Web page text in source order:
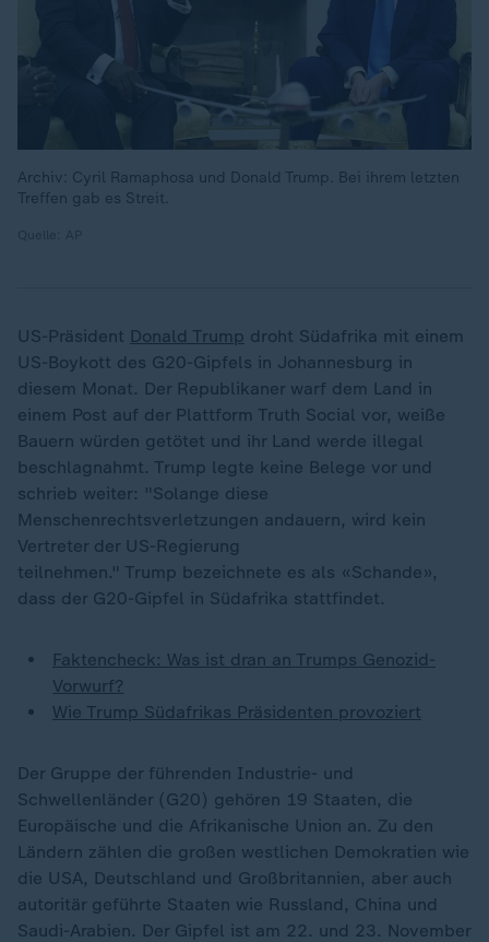
Archiv: Cyril Ramaphosa und Donald Trump. Bei ihrem letzten
Treffen gab es Streit.
US-Präsident Donald Trump droht Südafrika mit einem
US-Boykott des G20-Gipfels in Johannesburg in
diesem Monat. Der Republikaner warf dem Land in
einem Post auf der Plattform Truth Social vor, weiße
Bauern würden getötet und ihr Land werde illegal
beschlagnahmt. Trump legte keine Belege vor und
schrieb weiter: "Solange diese
Menschenrechtsverletzungen andauern, wird kein
Vertreter der US-Regierung
teilnehmen." Trump bezeichnete es als «Schande»,
dass der G20-Gipfel in Südafrika stattfindet.
Faktencheck: Was ist dran an Trumps Genozid-
Vorwurf?
Wie Trump Südafrikas Präsidenten provoziert
Der Gruppe der führenden Industrie- und
Schwellenländer (G20) gehören 19 Staaten, die
Europäische und die Afrikanische Union an. Zu den
Ländern zählen die großen westlichen Demokratien wie
die USA, Deutschland und Großbritannien, aber auch
autoritär geführte Staaten wie Russland, China und
Saudi-Arabien. Der Gipfel ist am 22. und 23. November